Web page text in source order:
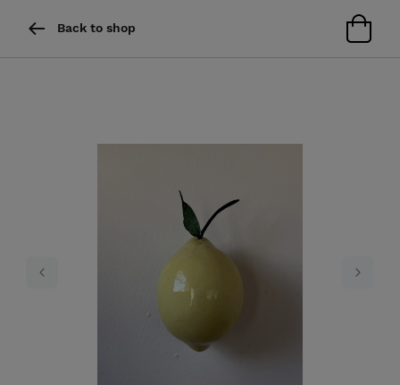
Back to shop
Previous Next